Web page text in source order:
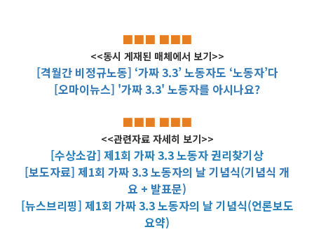
■■■ ■■■
<<동시 게재된 매체에서 보기>>
[격월간 비정규노동] ‘가짜 3.3’ 노동자도 ‘노동자’다
[오마이뉴스] '가짜 3.3' 노동자를 아시나요?
■■■ ■■■
<<관련자료 자세히 보기>>
[수상소감] 제1회 가짜 3.3 노동자 권리찾기상
[보도자료] 제1회 가짜 3.3 노동자의 날 기념식(기념식 개
요 + 발표문)
[뉴스브리핑] 제1회 가짜 3.3 노동자의 날 기념식(언론보도
요약)